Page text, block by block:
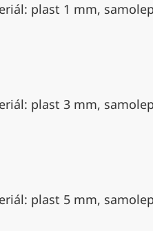
plast 1 mm,
plast 3 mm,
plast 5 mm,